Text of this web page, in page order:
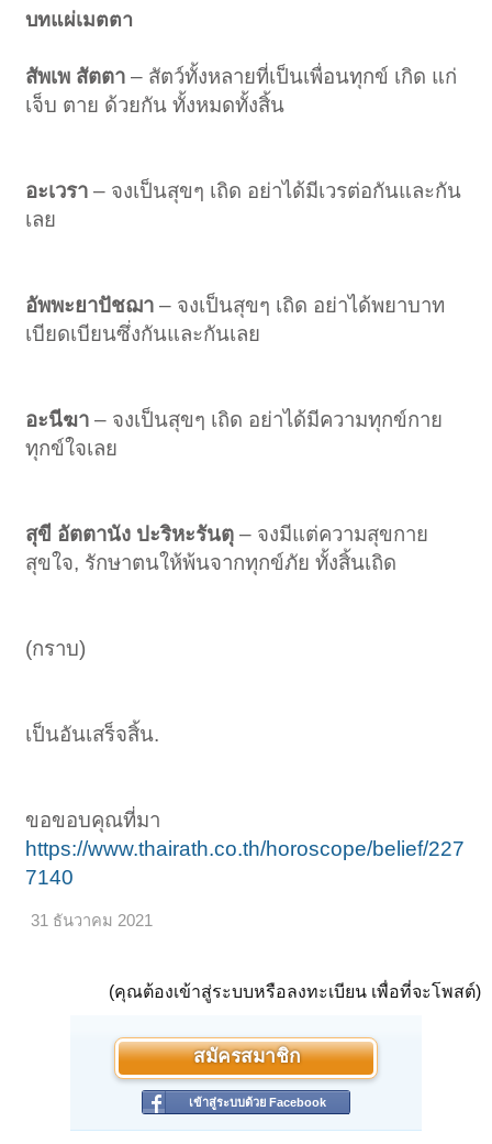
บทแผ่เมตตา
สัพเพ สัตตา – สัตว์ทั้งหลายที่เป็นเพื่อนทุกข์ เกิด แก่
เจ็บ ตาย ด้วยกัน ทั้งหมดทั้งสิ้น
อะเวรา – จงเป็นสุขๆ เถิด อย่าได้มีเวรต่อกันและกัน
เลย
อัพพะยาปัชฌา – จงเป็นสุขๆ เถิด อย่าได้พยาบาท
เบียดเบียนซึ่งกันและกันเลย
อะนีฆา– จงเป็นสุขๆ เถิด อย่าได้มีความทุกข์กาย
ทุกข์ใจเลย
สุขี อัตตานัง ปะริหะรันตุ – จงมีแต่ความสุขกาย
สุขใจ, รักษาตนให้พ้นจากทุกข์ภัย ทั้งสิ้นเถิด
(กราบ)
เป็นอันเสร็จสิ้น.
ขอขอบคุณที่มา
https://www.thairath.co.th/horoscope/belief/227
7140
31 ธันวาคม 2021
(คุณต้องเข้าสู่ระบบหรือลงทะเบียน เพื่อที่จะโพสต์)
สมัครสมาชิก
เข้าสู่ระบบด้วย Facebook